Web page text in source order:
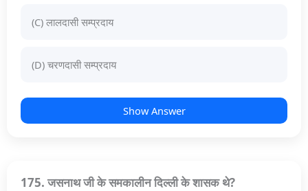
(C) लालदासी सम्प्रदाय
(D) चरणदासी सम्प्रदाय
Show Answer
175. जसनाथ जी के समकालीन दिल्ली के शासक थे?